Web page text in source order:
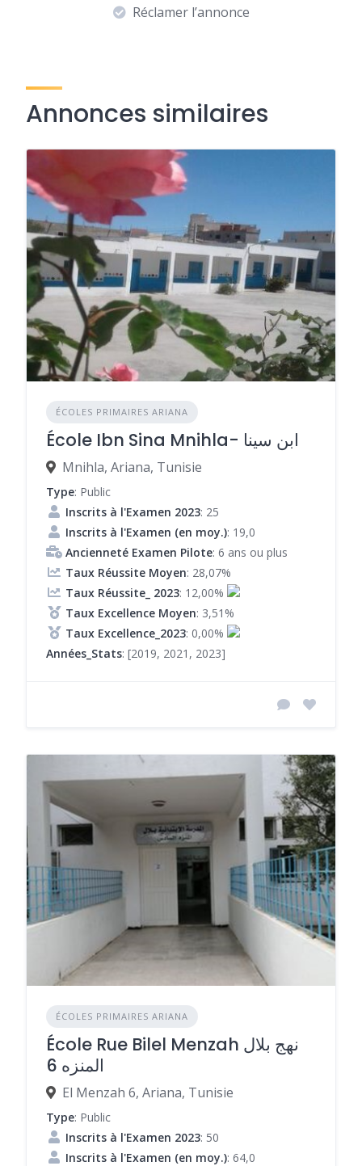
Réclamer l’annonce
Annonces similaires
ÉCOLES PRIMAIRES ARIANA
École Ibn Sina Mnihla- ابن سينا
Mnihla, Ariana, Tunisie
Type: Public
Inscrits à l'Examen 2023: 25
Inscrits à l'Examen (en moy.): 19,0
Ancienneté Examen Pilote: 6 ans ou plus
Taux Réussite Moyen: 28,07%
Taux Réussite_ 2023: 12,00%
Taux Excellence Moyen: 3,51%
Taux Excellence_2023: 0,00%
Années_Stats: [2019, 2021, 2023]
ÉCOLES PRIMAIRES ARIANA
École Rue Bilel Menzah نهج بلال
المنزه 6
El Menzah 6, Ariana, Tunisie
Type: Public
Inscrits à l'Examen 2023: 50
Inscrits à l'Examen (en moy.): 64,0